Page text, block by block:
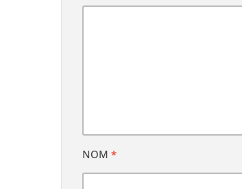
NOM *